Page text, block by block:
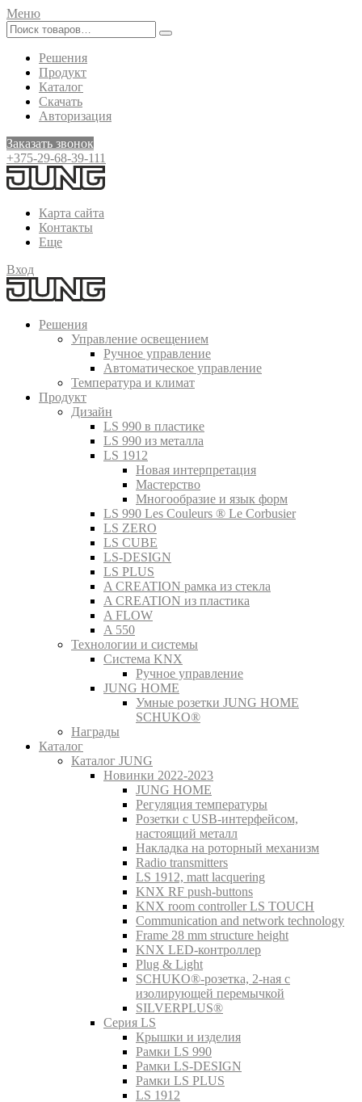
Меню
Решения
Продукт
Каталог
Скачать
Авторизация
Заказать звонок
+375-29-68-39-111
Карта сайта
Контакты
Еще
Вход
Решения
Управление освещением
Ручное управление
Автоматическое управление
Температура и климат
Продукт
Дизайн
LS 990 в пластике
LS 990 из металла
LS 1912
Новая интерпретация
Мастерство
Многообразие и язык форм
LS 990 Les Couleurs ® Le Corbusier
LS ZERO
LS CUBE
LS-DESIGN
LS PLUS
A CREATION рамка из стекла
A CREATION из пластика
A FLOW
A 550
Технологии и системы
Система KNX
Ручное управление
JUNG HOME
Умные розетки JUNG HOME
SCHUKO®
Награды
Каталог
Каталог JUNG
Новинки 2022-2023
JUNG HOME
Регуляция температуры
Розетки с USB-интерфейсом,
настоящий металл
Накладка на роторный механизм
Radio transmitters
LS 1912, matt lacquering
KNX RF push-buttons
KNX room controller LS TOUCH
Communication and network technology
Frame 28 mm structure height
KNX LED-контроллер
Plug & Light
SCHUKO®-розетка, 2-ная с
изолирующей перемычкой
SILVERPLUS®
Серия LS
Крышки и изделия
Рамки LS 990
Рамки LS-DESIGN
Рамки LS PLUS
LS 1912